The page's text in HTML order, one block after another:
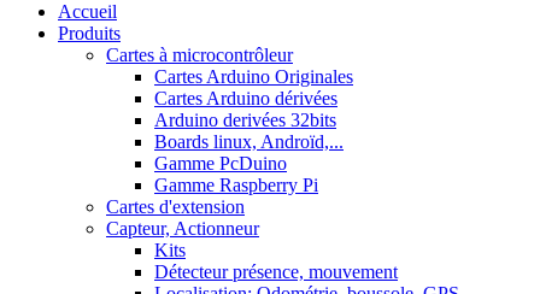
Accueil
Produits
Cartes à microcontrôleur
Cartes Arduino Originales
Cartes Arduino dérivées
Arduino derivées 32bits
Boards linux, Androïd,...
Gamme PcDuino
Gamme Raspberry Pi
Cartes d'extension
Capteur, Actionneur
Kits
Détecteur présence, mouvement